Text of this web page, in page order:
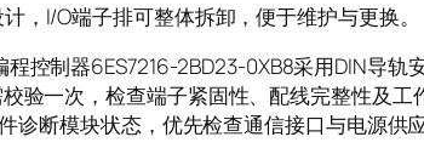
，I/O端子排可整体拆卸，便于维护与更换。
制器6ES7216-2BD23-0XB8采用DIN导轨
校验一次，检查端子紧固性、配线完整性及
诊断模块状态，优先检查通信接口与电源供应